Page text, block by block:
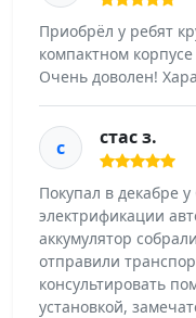
Приобрëл у ребят
компактном
Очень доволен!
с стас з.
Покупал в декабре
электрификации
аккумулятор
отправили
консультировать
установкой,